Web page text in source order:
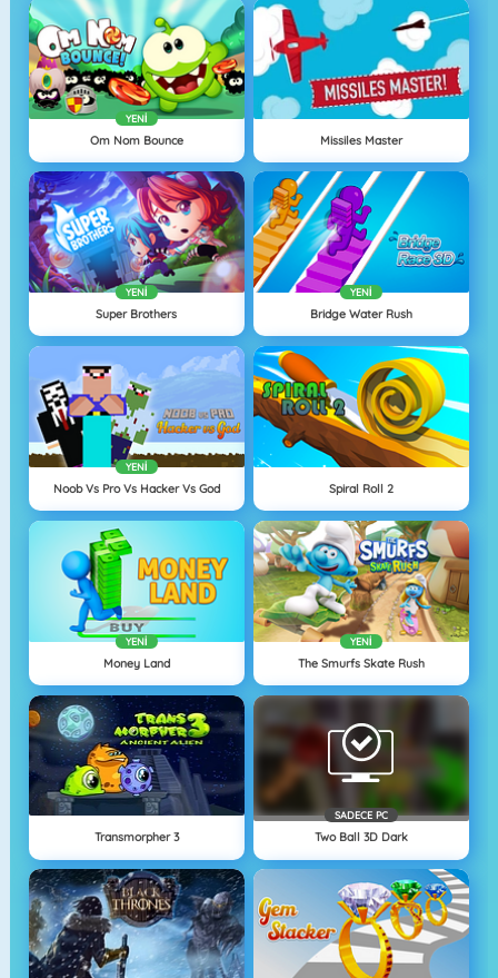
YENI
Om Nom Bounce Missiles Master
YENI
Super Brothers
YENI
Bridge Water Rush
YENI
Noob Vs Pro Vs Hacker Vs God Spiral Roll 2
YENI
Money Land
YENI
The Smurfs Skate Rush
Transmorpher 3
SADECE PC
Two Ball 3D Dark